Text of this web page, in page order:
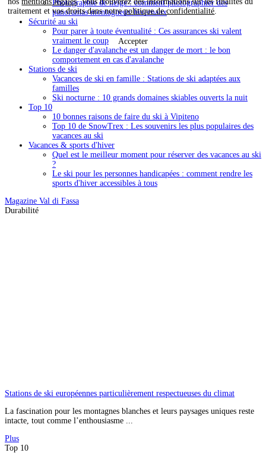
traitement et vos droits dans notrepolitique de confidentialité.
Accepter
Photographie de neige : comment photographier des
panoramas montagneux hivernaux
Sécurité au ski
Pour parer à toute éventualité : Ces assurances ski valent
vraiment le coup
Le danger d'avalanche est un danger de mort : le bon
comportement en cas d'avalanche
Stations de ski
Vacances de ski en famille : Stations de ski adaptées aux
familles
Ski nocturne : 10 grands domaines skiables ouverts la nuit
Top 10
10 bonnes raisons de faire du ski à Vipiteno
Top 10 de SnowTrex : Les souvenirs les plus populaires des
vacances au ski
Vacances & sports d'hiver
Quel est le meilleur moment pour réserver des vacances au ski
?
Le ski pour les personnes handicapées : comment rendre les
sports d'hiver accessibles à tous
Magazine Val di Fassa
Durabilité
Stations de ski européennes particulièrement respectueuses du climat
La fascination pour les montagnes blanches et leurs paysages uniques reste
intacte, tout comme l’enthousiasme ...
Plus
Top 10